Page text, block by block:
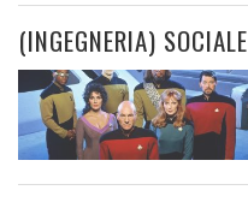
(INGEGNERIA) SOCIALE